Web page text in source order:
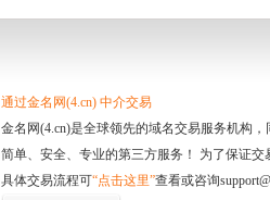
通过金名网(4.cn) 中介交易
金名网(4.cn)是全球领先的域名交易服务机构
简单、安全、专业的第三方服务！ 为了保证
具体交易流程可“点击这里”查看或咨询